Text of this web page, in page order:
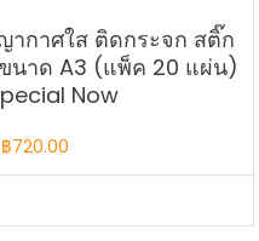
กาศใส ติดกระจก สติ๊ก
นาด A3 (แพ็ค 20 แผ่น)
Now
Original
price
฿720.00Current
price